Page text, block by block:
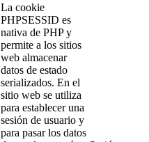
La cookie
PHPSESSID es
nativa de PHP y
permite a los sitios
web almacenar
datos de estado
serializados. En el
sitio web se utiliza
para establecer una
sesión de usuario y
para pasar los datos